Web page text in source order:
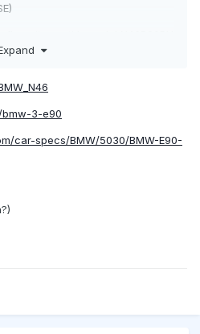
3-e90
car-specs/BMW/5030/BMW-E90-